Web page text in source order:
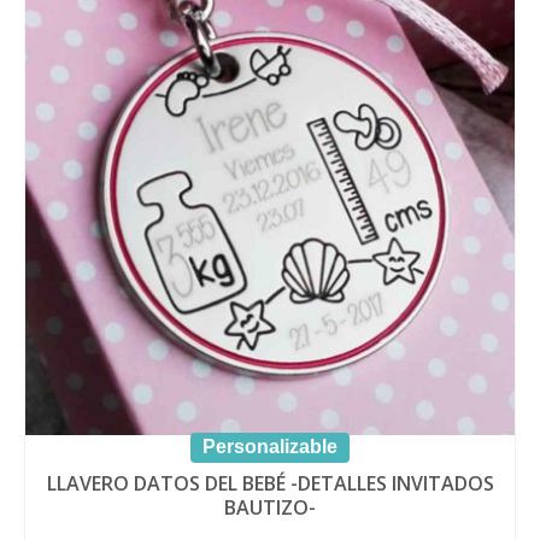
Personalizable
LLAVERO DATOS DEL BEBÉ -DETALLES INVITADOS
BAUTIZO-